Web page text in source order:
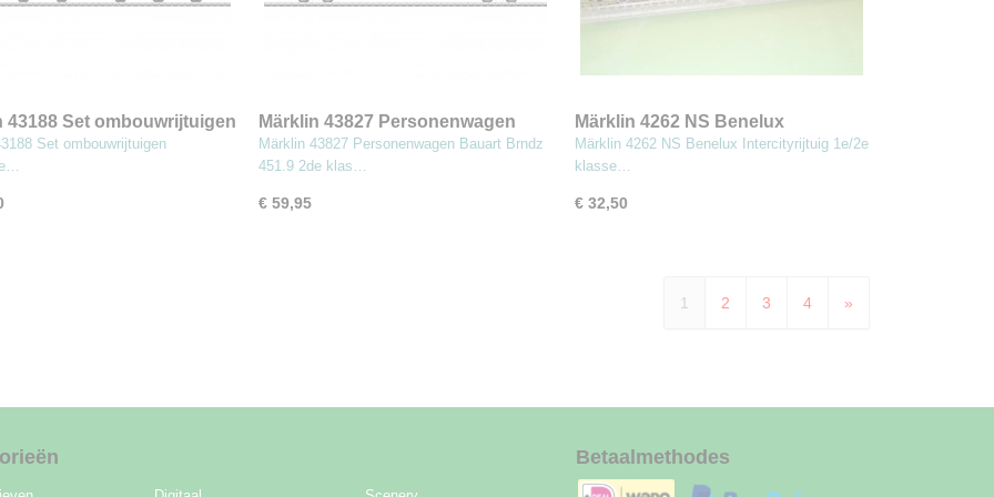
43188 Set ombouwrijtuigen
Weinstrasse'
Set ombouwrijtuigen
Märklin 43827 Personenwagen
Bauart Brndz 451.9 2de klas
Märklin 43827 Personenwagen Bauart Brndz
451.9 2de klas…
€ 59,95
Märklin 4262 NS Benelux
Intercityrijtuig 1e/2e klasse
Märklin 4262 NS Benelux Intercityrijtuig 1e/2e
klasse…
€ 32,50
1 2 3 4 »
Betaalmethodes